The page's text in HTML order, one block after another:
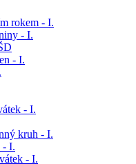
rokem - I.
- I.
- I.
- I.
kruh - I.
- I.
- I.